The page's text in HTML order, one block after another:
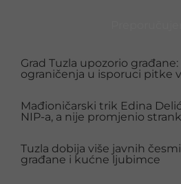
Grad Tuzla upozorio
ograničenja u isporuci pitke
Mađioničarski trik Edina
NIP-a, a nije promjenio
Tuzla dobija više javnih
građane i kućne ljubimce